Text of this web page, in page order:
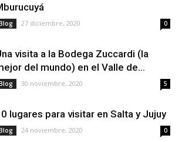
27 diciembre, 2020 0
visita a la Bodega Zuccardi (la
del mundo) en el Valle de...
30 noviembre, 2020 5
lugares para visitar en Salta y Jujuy
24 noviembre, 2020 0